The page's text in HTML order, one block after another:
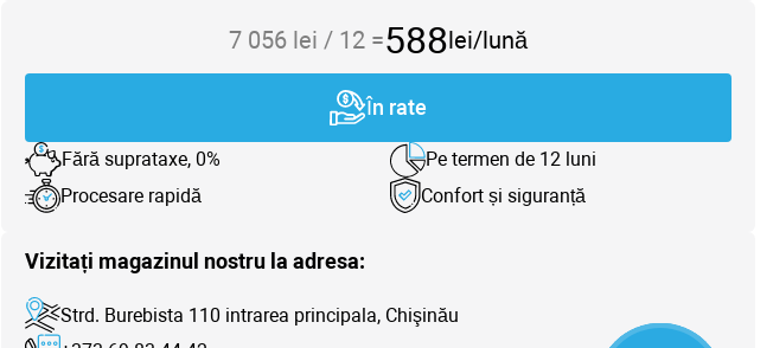
7 056 lei / 12=588lei/lună
În rate
Fără suprataxe, 0%
Pe termen de 12 luni
Procesare rapidă
Confort și siguranță
Vizitați magazinul nostru la adresa:
Strd. Burebista 110 intrarea principala, Chişinău